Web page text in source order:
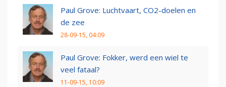
Paul Grove: Luchtvaart, CO2-doelen en
de zee
28-09-15, 04:09
Paul Grove: Fokker, werd een wiel te
veel fataal?
11-09-15, 10:09